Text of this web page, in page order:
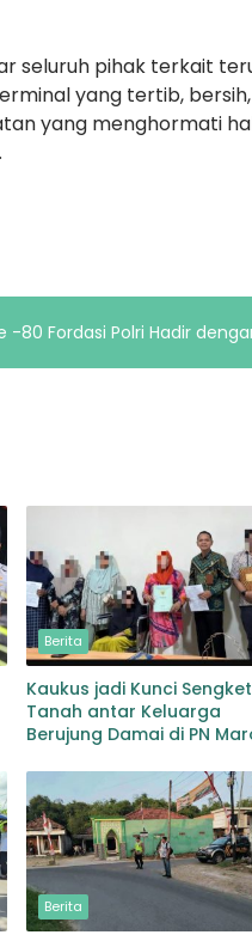
seluruh pihak terkait
yang tertib,
yang menghormati
-80 Fordasi Polri Hadir
Berita
Kaukus jadi Kunci
Tanah antar Keluarga
Berujung Damai di PN
Berita